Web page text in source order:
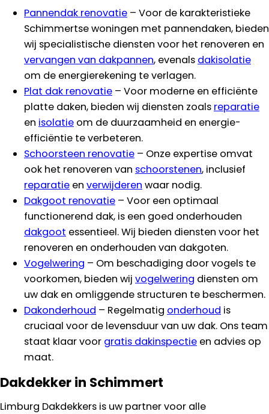
Pannendak renovatie – Voor de karakteristieke
Schimmertse woningen met pannendaken, bieden
wij specialistische diensten voor het renoveren en
vervangen van dakpannen, evenals dakisolatie
om de energierekening te verlagen.
Plat dak renovatie – Voor moderne en efficiënte
platte daken, bieden wij diensten zoals reparatie
en isolatie om de duurzaamheid en energie-
efficiëntie te verbeteren.
Schoorsteen renovatie – Onze expertise omvat
ook het renoveren van schoorstenen, inclusief
reparatie en verwijderen waar nodig.
Dakgoot renovatie – Voor een optimaal
functionerend dak, is een goed onderhouden
dakgoot essentieel. Wij bieden diensten voor het
renoveren en onderhouden van dakgoten.
Vogelwering – Om beschadiging door vogels te
voorkomen, bieden wij vogelwering diensten om
uw dak en omliggende structuren te beschermen.
Dakonderhoud – Regelmatig onderhoud is
cruciaal voor de levensduur van uw dak. Ons team
staat klaar voor gratis dakinspectie en advies op
maat.
Dakdekker in Schimmert
Limburg Dakdekkers is uw partner voor alle